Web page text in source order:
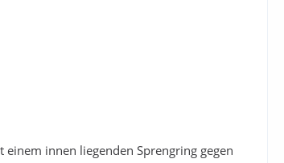
innen liegenden Sprengring gegen